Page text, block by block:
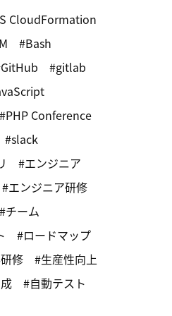
CloudFormation
Bash
GitHub
gitlab
PHP Conference
slack
エンジニア
エンジニア研修
チーム
ロードマップ
修
生産性向上
自動テスト